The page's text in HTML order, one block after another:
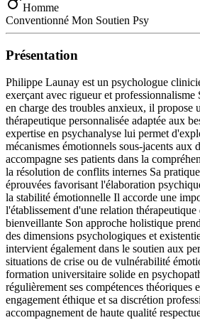
Homme
Conventionné Mon Soutien Psy
Présentation
Philippe Launay est un psychologue
exerçant avec rigueur et professionnalisme
en charge des troubles anxieux, il propose
thérapeutique personnalisée adaptée aux
expertise en psychanalyse lui permet
mécanismes émotionnels sous-jacents aux
accompagne ses patients dans la
la résolution de conflits internes Sa
éprouvées favorisant l'élaboration
la stabilité émotionnelle Il accorde une
l'établissement d'une relation
bienveillante Son approche holistique
des dimensions psychologiques et
intervient également dans le soutien aux
situations de crise ou de vulnérabilité
formation universitaire solide en
régulièrement ses compétences théoriques
engagement éthique et sa discrétion
accompagnement de haute qualité